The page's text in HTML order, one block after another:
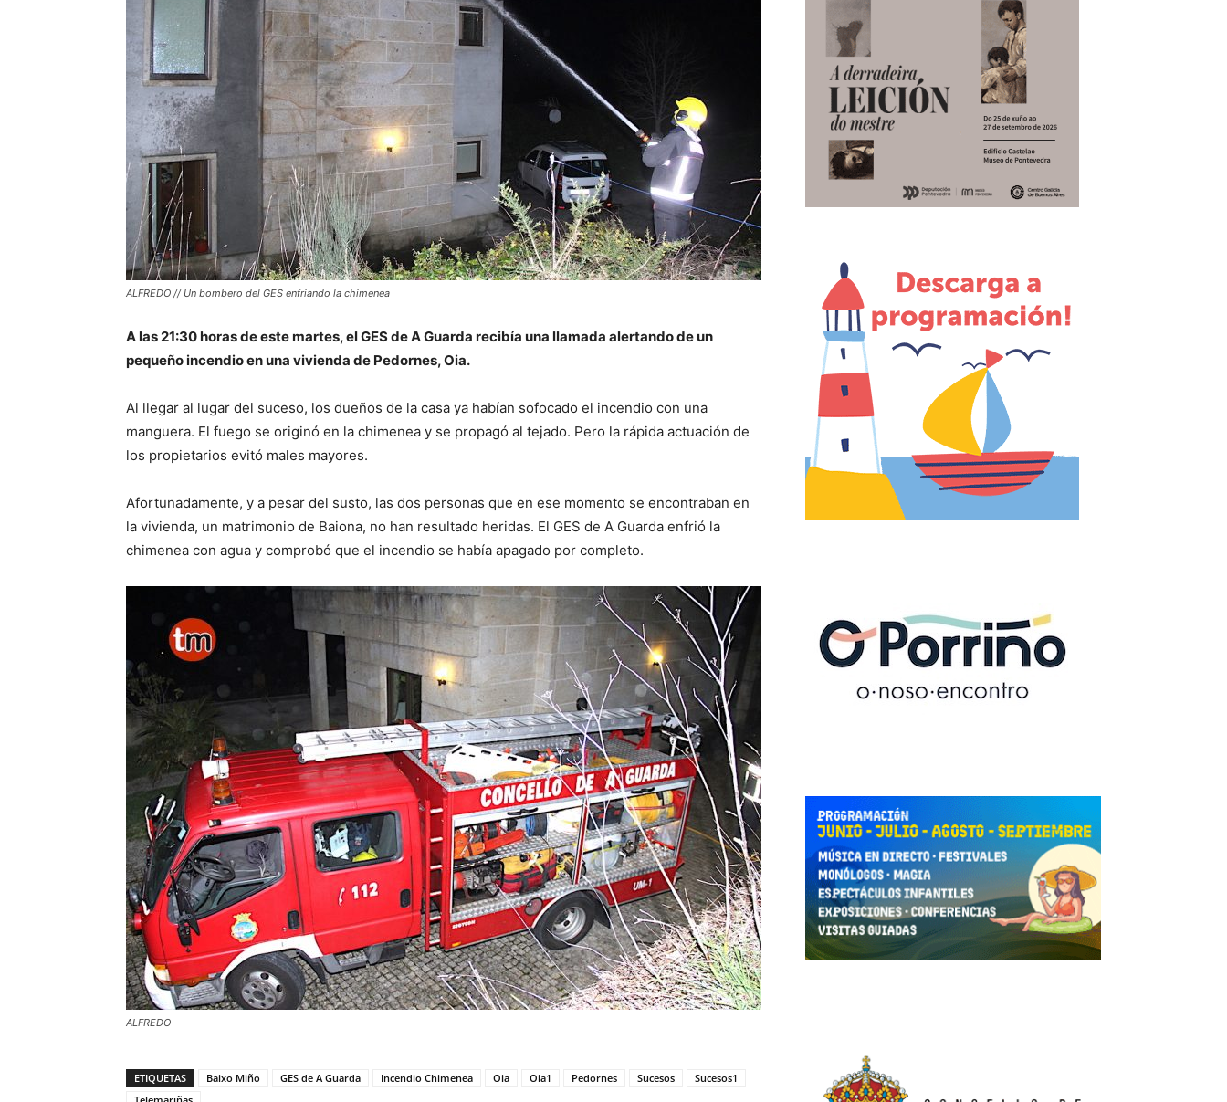
ALFREDO // Un bombero del GES enfriando la chimenea
A las 21:30 horas de este martes, el GES de A Guarda recibía una llamada alertando de un
pequeño incendio en una vivienda de Pedornes, Oia.
Al llegar al lugar del suceso, los dueños de la casa ya habían sofocado el incendio con una
manguera. El fuego se originó en la chimenea y se propagó al tejado. Pero la rápida actuación de
los propietarios evitó males mayores.
Afortunadamente, y a pesar del susto, las dos personas que en ese momento se encontraban en
la vivienda, un matrimonio de Baiona, no han resultado heridas. El GES de A Guarda enfrió la
chimenea con agua y comprobó que el incendio se había apagado por completo.
ALFREDO
ETIQUETAS Baixo Miño GES de A Guarda Incendio Chimenea Oia Oia1 Pedornes Sucesos
Sucesos1